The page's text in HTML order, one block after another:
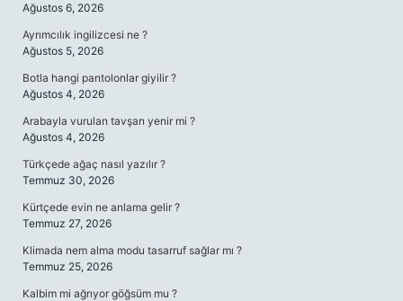
Ağustos 6, 2026
Ayrımcılık ingilizcesi ne ?
Ağustos 5, 2026
Botla hangi pantolonlar giyilir ?
Ağustos 4, 2026
Arabayla vurulan tavşan yenir mi ?
Ağustos 4, 2026
Türkçede ağaç nasıl yazılır ?
Temmuz 30, 2026
Kürtçede evin ne anlama gelir ?
Temmuz 27, 2026
Klimada nem alma modu tasarruf sağlar mı ?
Temmuz 25, 2026
Kalbim mi ağrıyor göğsüm mu ?